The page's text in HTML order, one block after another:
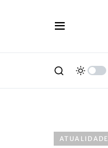
ATUALIDADE